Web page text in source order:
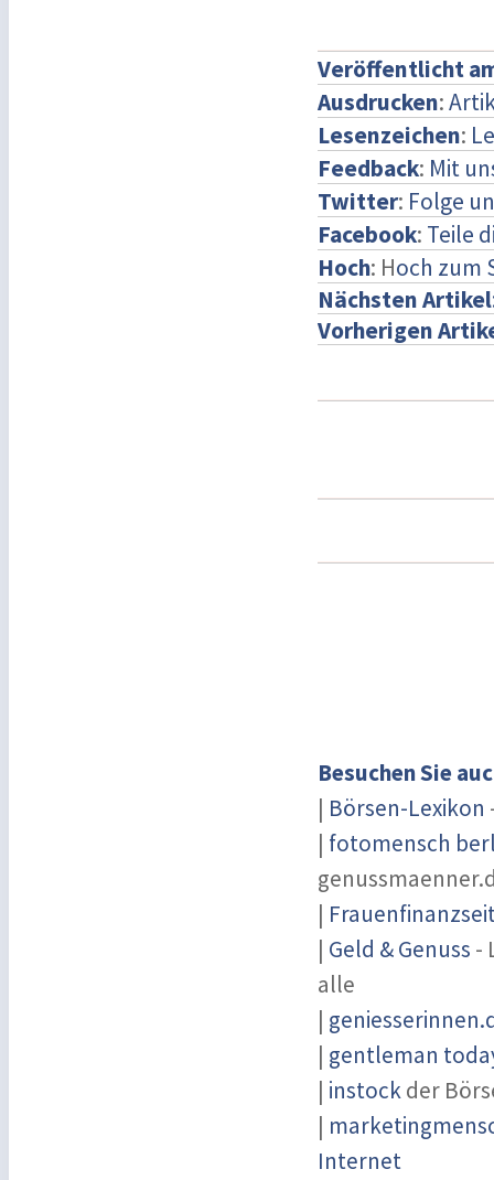
Veröffentlicht
Ausdrucken:
Lesenzeichen:
Feedback: Mit
Twitter: Folge
Facebook: Teile
Hoch: Hoch zum
Nächsten Artikel
Vorherigen
Besuchen Sie
| Börsen-Lexikon
| fotomensch
|
| Geld & Genuss -
alle
|
| gentleman
| instockder
|
Internet